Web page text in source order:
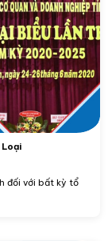
đối với bất kỳ tổ